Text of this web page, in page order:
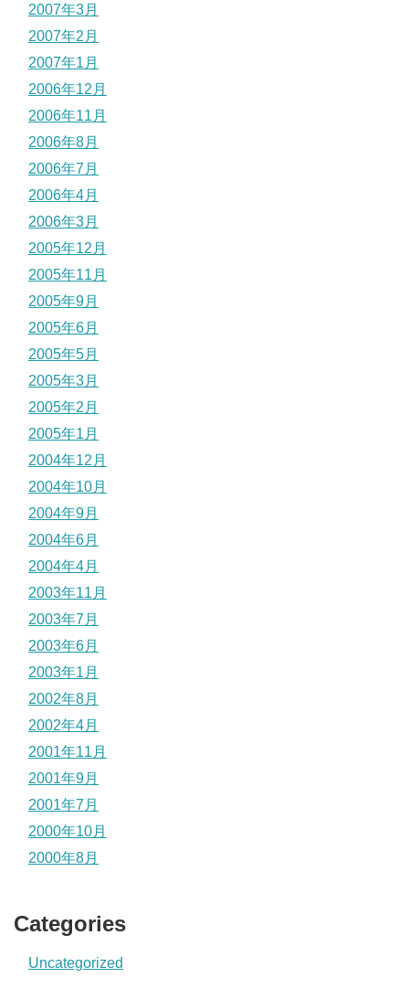
2007年3月
2007年2月
2007年1月
2006年12月
2006年11月
2006年8月
2006年7月
2006年4月
2006年3月
2005年12月
2005年11月
2005年9月
2005年6月
2005年5月
2005年3月
2005年2月
2005年1月
2004年12月
2004年10月
2004年9月
2004年6月
2004年4月
2003年11月
2003年7月
2003年6月
2003年1月
2002年8月
2002年4月
2001年11月
2001年9月
2001年7月
2000年10月
2000年8月
Categories
Uncategorized